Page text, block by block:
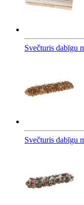
Svečturis dabīgu
Svečturis dabīgu